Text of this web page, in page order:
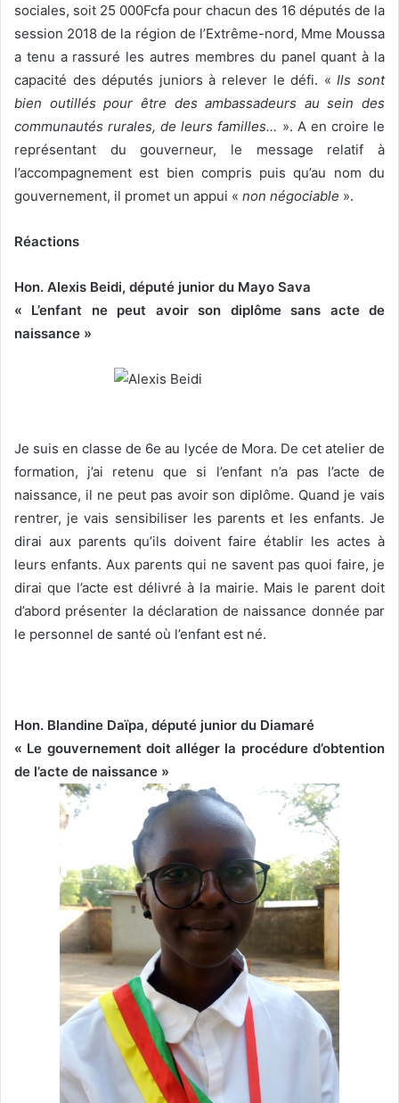
sociales, soit 25 000Fcfa pour chacun des 16 députés de la
session 2018 de la région de l’Extrême-nord, Mme Moussa
a tenu a rassuré les autres membres du panel quant à la
capacité des députés juniors à relever le défi. «Ils sont
bien outillés pour être des ambassadeurs au sein des
communautés rurales, de leurs familles… ». A en croire le
représentant du gouverneur, le message relatif à
l’accompagnement est bien compris puis qu’au nom du
gouvernement, il promet un appui « non négociable ».
Réactions
Hon. Alexis Beidi, député junior du Mayo Sava
« L’enfant ne peut avoir son diplôme sans acte de
naissance »
Je suis en classe de 6e au lycée de Mora. De cet atelier de
formation, j’ai retenu que si l’enfant n’a pas l’acte de
naissance, il ne peut pas avoir son diplôme. Quand je vais
rentrer, je vais sensibiliser les parents et les enfants. Je
dirai aux parents qu’ils doivent faire établir les actes à
leurs enfants. Aux parents qui ne savent pas quoi faire, je
dirai que l’acte est délivré à la mairie. Mais le parent doit
d’abord présenter la déclaration de naissance donnée par
le personnel de santé où l’enfant est né.
Hon. Blandine Daïpa, député junior du Diamaré
« Le gouvernement doit alléger la procédure d’obtention
de l’acte de naissance »